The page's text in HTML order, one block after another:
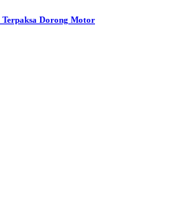
Dorong Motor